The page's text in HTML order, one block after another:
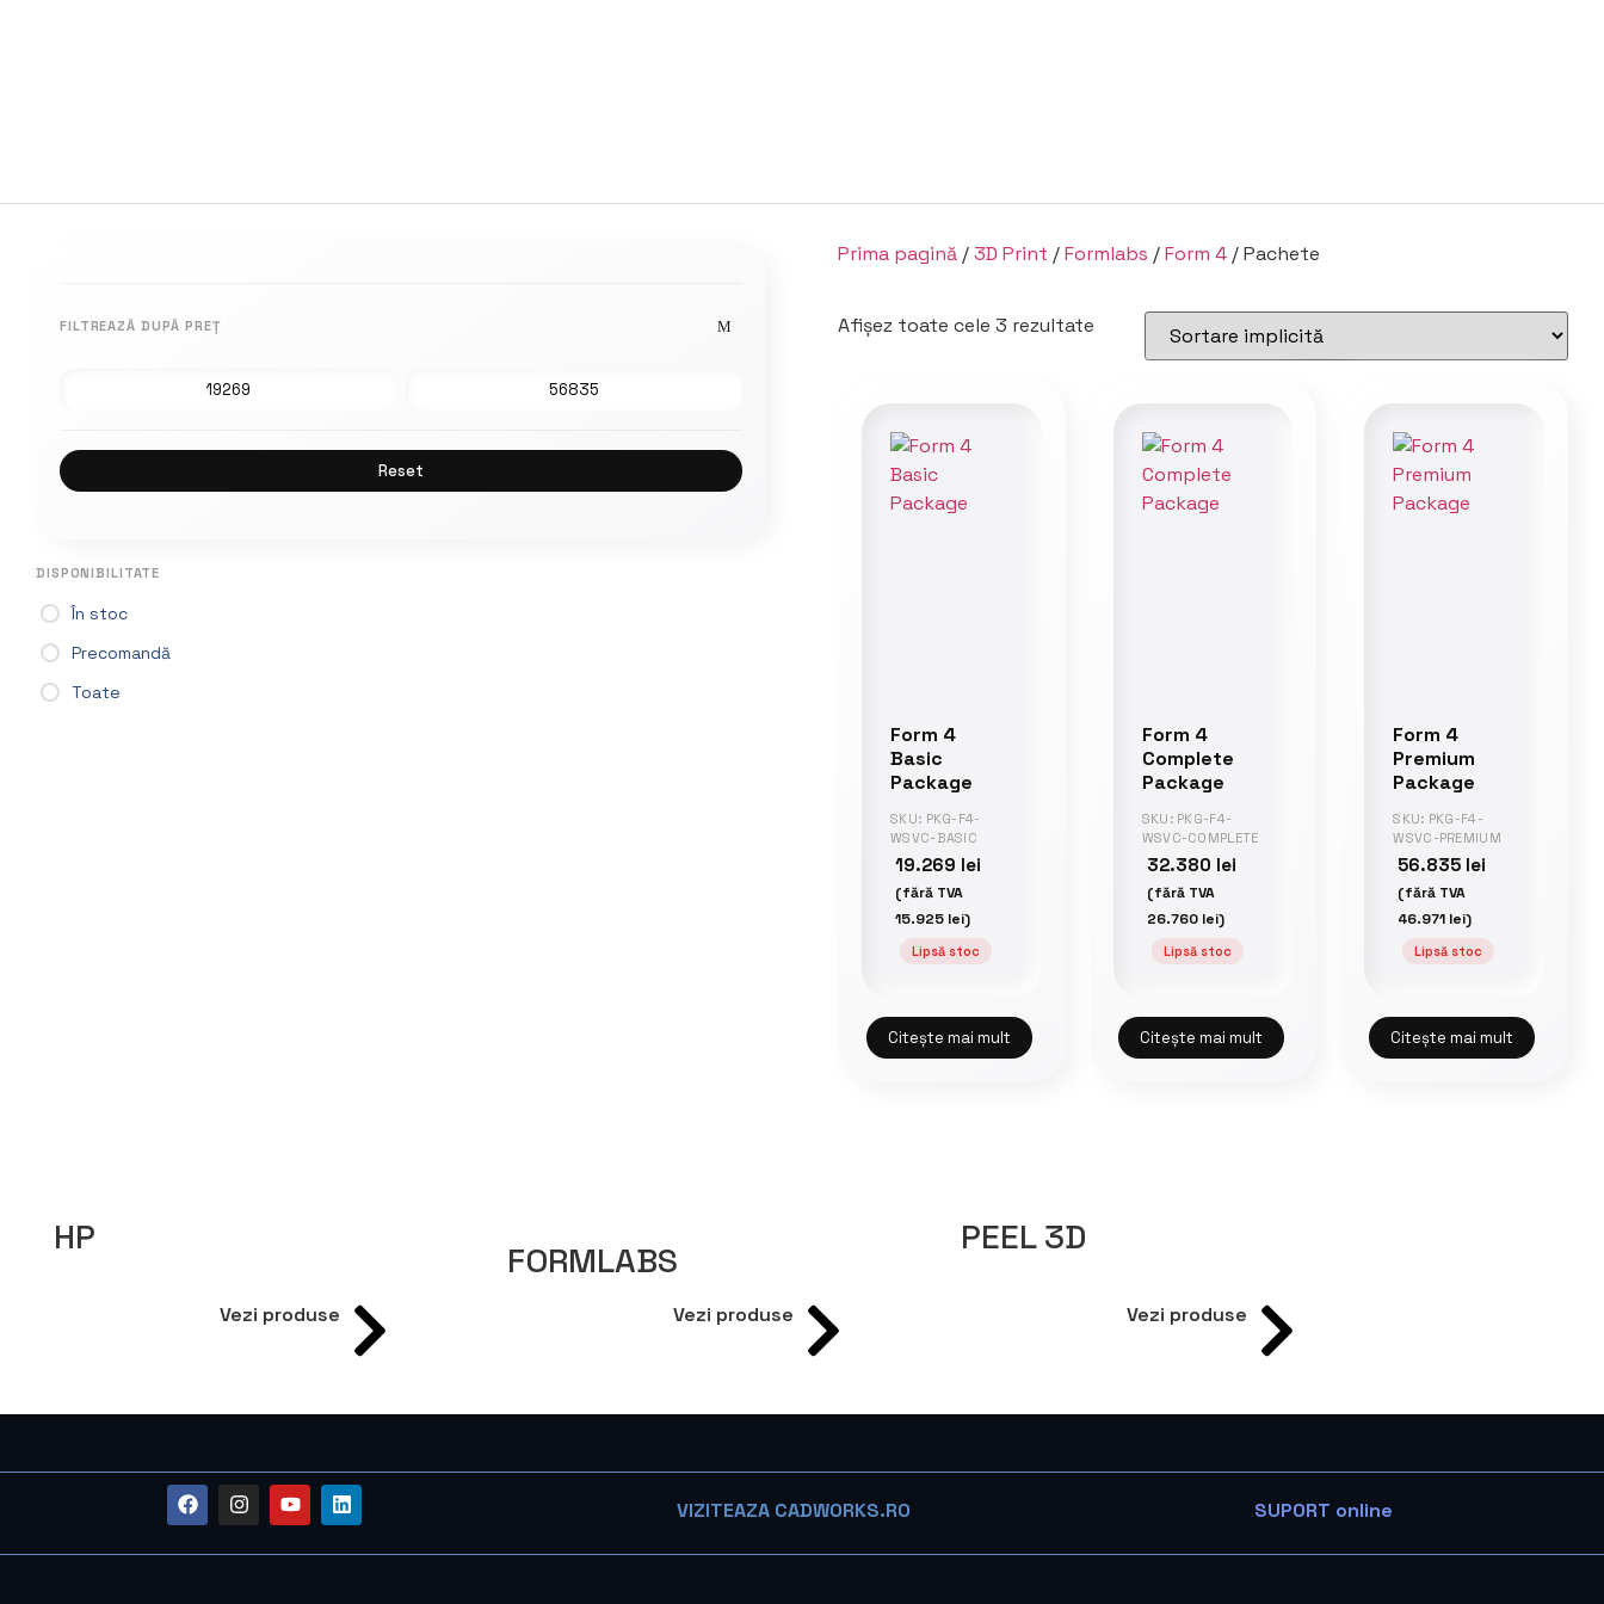
FILTREAZĂ DUPĂ PREȚ
Reset
DISPONIBILITATE
În stoc
Precomandă
Toate
Prima pagină /3D Print /Formlabs /Form 4 / Pachete
Afișez toate cele 3 rezultate
Form 4
Basic
Package
SKU: PKG-F4-
WSVC-BASIC
19.269 lei
(fără TVA
15.925 lei)
Lipsă stoc
Citește mai mult
Form 4
Complete
Package
SKU: PKG-F4-
WSVC-COMPLETE
32.380 lei
(fără TVA
26.760 lei)
Lipsă stoc
Citește mai mult
Form 4
Premium
Package
SKU: PKG-F4-
WSVC-PREMIUM
56.835 lei
(fără TVA
46.971 lei)
Lipsă stoc
Citește mai mult
HP
Vezi produse
FORMLABS
Vezi produse
PEEL 3D
Vezi produse
VIZITEAZA CADWORKS.RO SUPORT online